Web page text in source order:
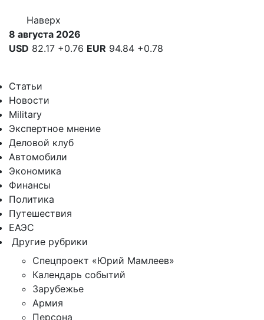
Наверх
8 августа 2026
USD 82.17 +0.76 EUR 94.84 +0.78
Статьи
Новости
Military
Экспертное мнение
Деловой клуб
Автомобили
Экономика
Финансы
Политика
Путешествия
ЕАЭС
Другие рубрики
Спецпроект «Юрий Мамлеев»
Календарь событий
Зарубежье
Армия
Персона